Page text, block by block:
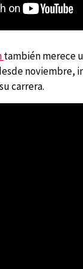
también merece
noviembre,
carrera.